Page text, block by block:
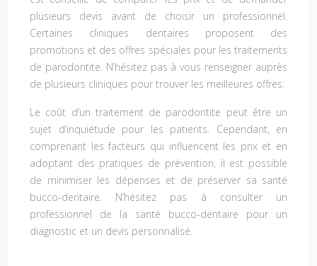
plusieurs devis avant de choisir un professionnel.
Certaines cliniques dentaires proposent des
promotions et des offres spéciales pour les traitements
de parodontite. N’hésitez pas à vous renseigner auprès
de plusieurs cliniques pour trouver les meilleures offres.
Le coût d’un traitement de parodontite peut être un
sujet d’inquiétude pour les patients. Cependant, en
comprenant les facteurs qui influencent les prix et en
adoptant des pratiques de prévention, il est possible
de minimiser les dépenses et de préserver sa santé
bucco-dentaire. N’hésitez pas à consulter un
professionnel de la santé bucco-dentaire pour un
diagnostic et un devis personnalisé.